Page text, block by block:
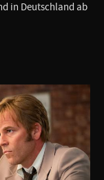
in Deutschland ab